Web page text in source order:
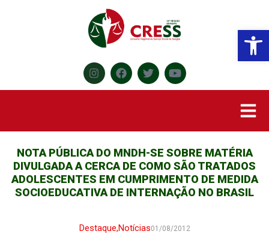
NOTA PÚBLICA DO MNDH-SE SOBRE MATÉRIA
DIVULGADA A CERCA DE COMO SÃO TRATADOS
ADOLESCENTES EM CUMPRIMENTO DE MEDIDA
SOCIOEDUCATIVA DE INTERNAÇÃO NO BRASIL
Destaque,Notícias01/08/2012